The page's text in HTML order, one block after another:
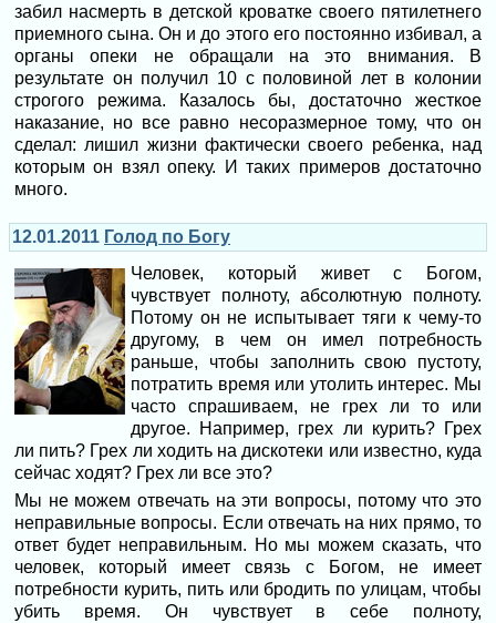
забил насмерть в детской кроватке своего пятилетнего
приемного сына. Он и до этого его постоянно избивал, а
органы опеки не обращали на это внимания. В
результате он получил 10 с половиной лет в колонии
строгого режима. Казалось бы, достаточно жесткое
наказание, но все равно несоразмерное тому, что он
сделал: лишил жизни фактически своего ребенка, над
которым он взял опеку. И таких примеров достаточно
много.
12.01.2011 Голод по Богу
Человек, который живет с Богом,
чувствует полноту, абсолютную полноту.
Потому он не испытывает тяги к чему-то
другому, в чем он имел потребность
раньше, чтобы заполнить свою пустоту,
потратить время или утолить интерес. Мы
часто спрашиваем, не грех ли то или
другое. Например, грех ли курить? Грех
ли пить? Грех ли ходить на дискотеки или известно, куда
сейчас ходят? Грех ли все это?
Мы не можем отвечать на эти вопросы, потому что это
неправильные вопросы. Если отвечать на них прямо, то
ответ будет неправильным. Но мы можем сказать, что
человек, который имеет связь с Богом, не имеет
потребности курить, пить или бродить по улицам, чтобы
убить время. Он чувствует в себе полноту,